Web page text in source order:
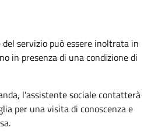
servizio può essere inoltrata in
in presenza di una condizione di
l'assistente sociale contatterà
per una visita di conoscenza e